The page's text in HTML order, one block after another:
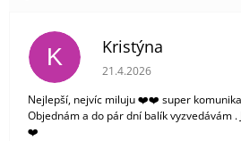
K Kristýna
Hodnocení obchodu je 5 z 5
21.4.2026
Nejlepší, nejvíc miluju ❤️❤️ super
Objednám a do pár dní balík vyzvedávám
❤️